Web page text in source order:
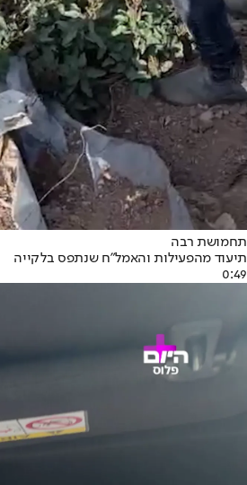
תחמושת רבה
תיעוד מהפעילות והאמל"ח שנתפס בלקייה
0:49